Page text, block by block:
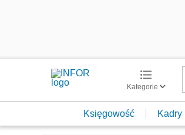
Kategorie
Księgowość Kadry